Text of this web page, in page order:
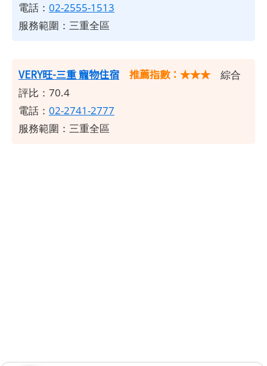
電話： 02-2555-1513
服務範圍：三重全區
VERY旺-三重 寵物住宿 推薦指數：★★★ 綜合
評比：70.4
電話： 02-2741-2777
服務範圍：三重全區